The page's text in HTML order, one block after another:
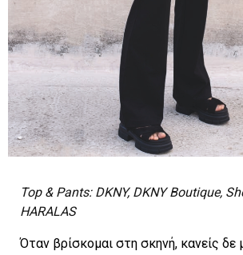
Top & Pants: DKNY, DKNY Boutique,
HARALAS
Όταν βρίσκομαι στη σκηνή, κανείς δε